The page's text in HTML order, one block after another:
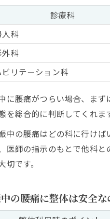
診療科
科
科
ビリテーション科
に腰痛がつらい場合、ま
を総合的に判断してくれま
娠中の腰痛はどの科に行け
医師の指示のもとで他科
切です。
の腰痛に整体は安全な